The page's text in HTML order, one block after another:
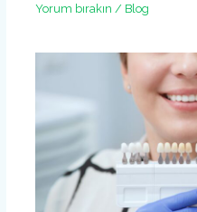
Yorum bırakın / Blog